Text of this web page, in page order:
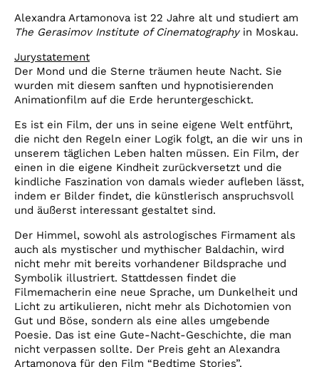
Alexandra Artamonova ist 22 Jahre alt und studiert am
The Gerasimov Institute of Cinematographyin Moskau.
Jurystatement
Der Mond und die Sterne träumen heute Nacht. Sie
wurden mit diesem sanften und hypnotisierenden
Animationfilm auf die Erde heruntergeschickt.
Es ist ein Film, der uns in seine eigene Welt entführt,
die nicht den Regeln einer Logik folgt, an die wir uns in
unserem täglichen Leben halten müssen. Ein Film, der
einen in die eigene Kindheit zurückversetzt und die
kindliche Faszination von damals wieder aufleben lässt,
indem er Bilder findet, die künstlerisch anspruchsvoll
und äußerst interessant gestaltet sind.
Der Himmel, sowohl als astrologisches Firmament als
auch als mystischer und mythischer Baldachin, wird
nicht mehr mit bereits vorhandener Bildsprache und
Symbolik illustriert. Stattdessen findet die
Filmemacherin eine neue Sprache, um Dunkelheit und
Licht zu artikulieren, nicht mehr als Dichotomien von
Gut und Böse, sondern als eine alles umgebende
Poesie. Das ist eine Gute-Nacht-Geschichte, die man
nicht verpassen sollte. Der Preis geht an Alexandra
Artamonova für den Film “Bedtime Stories”.